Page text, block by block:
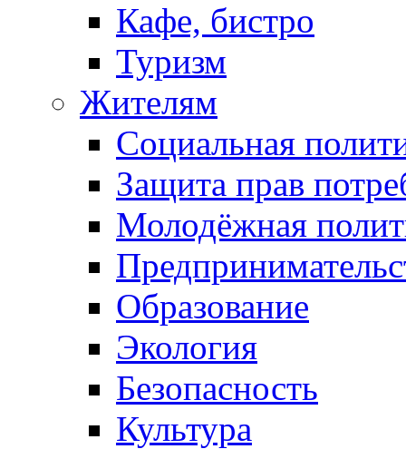
Кафе, бистро
Туризм
Жителям
Социальная
Защита прав
Молодёжная
Образование
Экология
Безопасность
Культура